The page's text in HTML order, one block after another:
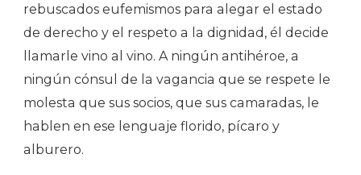
rebuscados eufemismos para alegar el estado
de derecho y el respeto a la dignidad, él decide
llamarle vino al vino. A ningún antihéroe, a
ningún cónsul de la vagancia que se respete le
molesta que sus socios, que sus camaradas, le
hablen en ese lenguaje florido, pícaro y
alburero.